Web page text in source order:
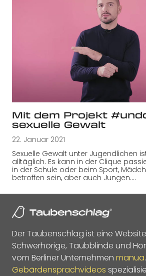
Mit dem Projekt
sexuelle Gewalt
22. Januar 2021
Sexuelle Gewalt unter Jugendlichen
alltäglich. Es kann in der Clique
in der Schule oder beim Sport,
betroffen sein, aber auch Jungen.…
Der Taubenschlag ist eine
Schwerhörige, Taubblinde und
vom Berliner Unternehmen manua
Gebärdensprachvideos